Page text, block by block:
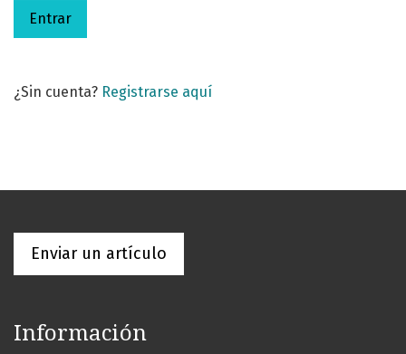
Entrar
¿Sin cuenta? Registrarse aquí
Enviar un artículo
Información